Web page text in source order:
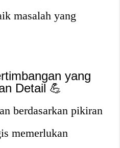
masalah yang
yang
Detail 💪
berdasarkan pikiran
memerlukan